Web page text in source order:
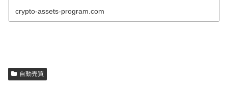
crypto-assets-program.com
自動売買